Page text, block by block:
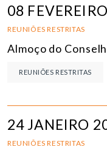
08
REUNIÕES RESTRITAS
Almoço do
REUNIÕES RESTRITAS
24 JANEIRO
REUNIÕES RESTRITAS